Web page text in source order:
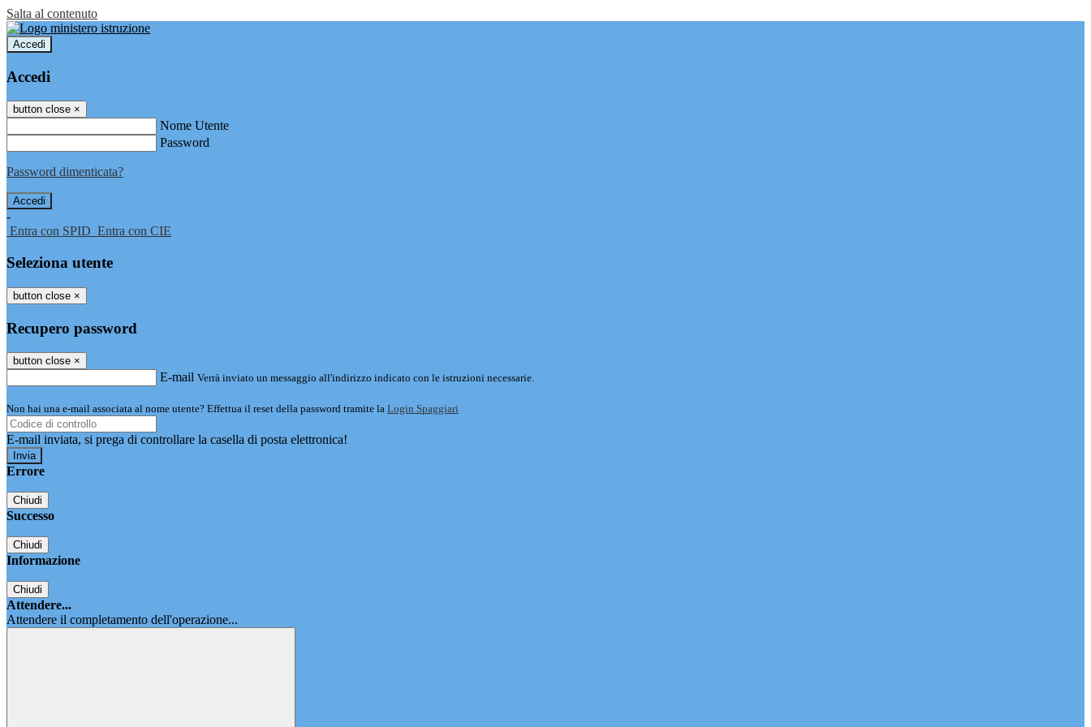
Salta al contenuto
Accedi
Accedi
button close ×
Nome Utente
Password
Password dimenticata?
-
Entra con SPID Entra con CIE
Seleziona utente
button close ×
Recupero password
button close ×
E-mail Verrà inviato un messaggio all'indirizzo indicato con le istruzioni necessarie.
Non hai una e-mail associata al nome utente? Effettua il reset della password tramite la Login Spaggiari
E-mail inviata, si prega di controllare la casella di posta elettronica!
Errore
Chiudi
Successo
Chiudi
Informazione
Chiudi
Attendere...
Attendere il completamento dell'operazione...